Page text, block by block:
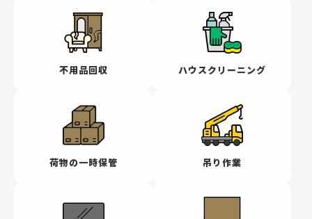
不用品回収 ハウスクリーニング
荷物の一時保管 吊り作業